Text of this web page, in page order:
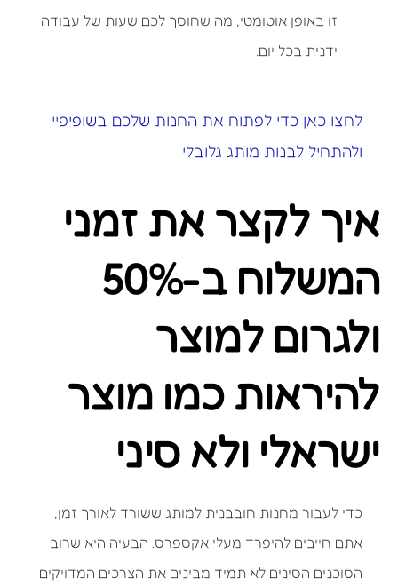
זו באופן אוטומטי, מה שחוסך לכם שעות של עבודה
ידנית בכל יום.
לחצו כאן כדי לפתוח את החנות שלכם בשופיפיי
ולהתחיל לבנות מותג גלובלי
איך לקצר את זמני
המשלוח ב-50%
ולגרום למוצר
להיראות כמו מוצר
ישראלי ולא סיני
כדי לעבור מחנות חובבנית למותג ששורד לאורך זמן,
אתם חייבים להיפרד מעלי אקספרס. הבעיה היא שרוב
הסוכנים הסינים לא תמיד מבינים את הצרכים המדויקים